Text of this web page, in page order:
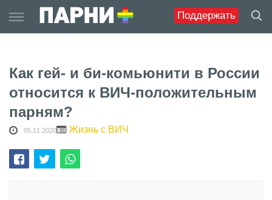
Поддержать
to
content
Как гей- и би-комьюнити в России
относится к ВИЧ-положительным
парням?
05.11.2020 Жизнь с ВИЧ